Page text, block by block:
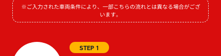
※ご入力された車両条件により、一部こちらの流れとは異なる場合がござ
います。
STEP 1